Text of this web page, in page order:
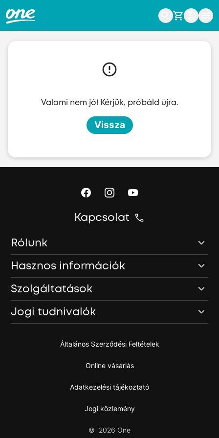
Valami nem jó! Kérjük, próbáld újra.
Vissza
Kapcsolat
Rólunk
Hasznos információk
Szolgáltatások
Jogi tudnivalók
Általános Szerződési Feltételek
Online vásárlás
Adatkezelési tájékoztató
Jogi közlemény
© 2026 One